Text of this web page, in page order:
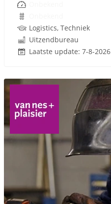
Logistics, Techniek
Uitzendbureau
Laatste update: 7-8-2026